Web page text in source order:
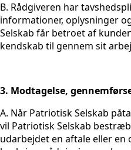
B. Rådgiveren har
informationer, oplysninger
Selskab får betroet af
kendskab til gennem sit
3. Modtagelse,
A. Når Patriotisk Selskab
vil Patriotisk Selskab
udarbejdet en aftale eller